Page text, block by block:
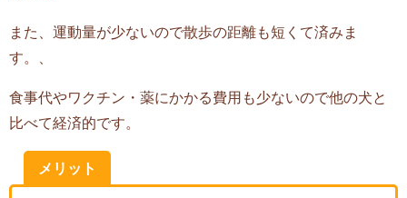
また、運動量が少ないので散歩の距離も短くて済みま
す。、
食事代やワクチン・薬にかかる費用も少ないので他の犬と
比べて経済的です。
メリット